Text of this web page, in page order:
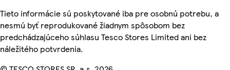
Tieto informácie sú poskytované iba pre osobnú potrebu, a
nesmú byť reprodukované žiadnym spôsobom bez
predchádzajúceho súhlasu Tesco Stores Limited ani bez
náležitého potvrdenia.